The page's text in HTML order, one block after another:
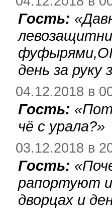
Гость: «
день за
04.12.2018 в
Гость: «
чё с урала?»
03.12.2018 в
Гость: «
рапортуют
дворцах и